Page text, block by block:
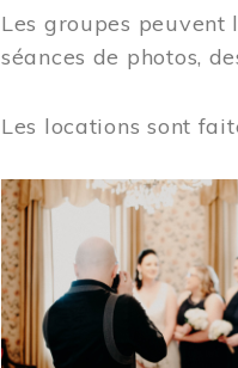
Les groupes
séances de photos,
Les locations sont
Image